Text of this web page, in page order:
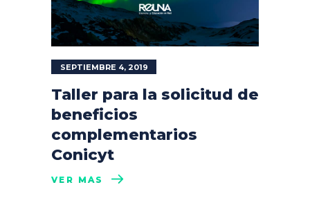
SEPTIEMBRE 4, 2019
Taller para la solicitud de
beneficios
complementarios
Conicyt
VER MÁS